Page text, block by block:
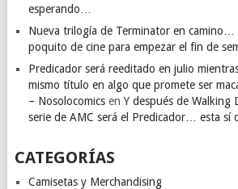
esperando…
Nueva trilogía de Terminator en camino…
poquito de cine para empezar el fin de
Predicador será reeditado en julio
mismo título en algo que promete ser
– Nosolocomicsen Y después de Walking
serie de AMC será el Predicador… esta sí
CATEGORÍAS
Camisetas y Merchandising